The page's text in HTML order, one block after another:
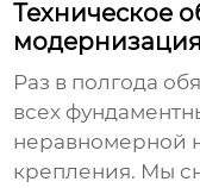
Техническое
модернизация
Раз в полгода
всех
неравномерной
крепления. Мы